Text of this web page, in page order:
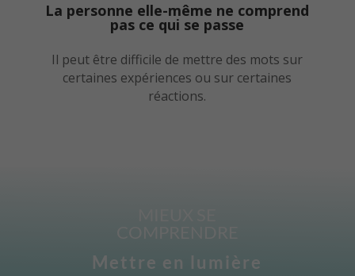
La personne elle-même ne comprend
pas ce qui se passe
Il peut être difficile de mettre des mots sur
certaines expériences ou sur certaines
réactions.
Mettre en lumière